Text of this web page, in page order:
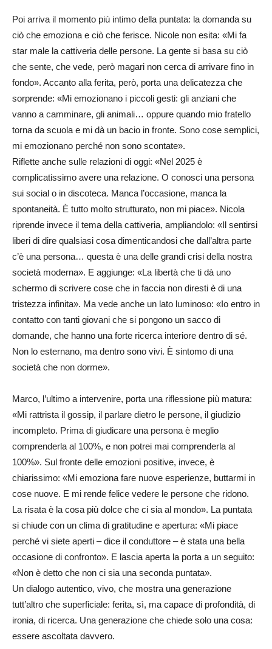
Poi arriva il momento più intimo della puntata: la domanda su
ciò che emoziona e ciò che ferisce. Nicole non esita: «Mi fa
star male la cattiveria delle persone. La gente si basa su ciò
che sente, che vede, però magari non cerca di arrivare fino in
fondo». Accanto alla ferita, però, porta una delicatezza che
sorprende: «Mi emozionano i piccoli gesti: gli anziani che
vanno a camminare, gli animali… oppure quando mio fratello
torna da scuola e mi dà un bacio in fronte. Sono cose semplici,
mi emozionano perché non sono scontate».
Riflette anche sulle relazioni di oggi: «Nel 2025 è
complicatissimo avere una relazione. O conosci una persona
sui social o in discoteca. Manca l’occasione, manca la
spontaneità. È tutto molto strutturato, non mi piace». Nicola
riprende invece il tema della cattiveria, ampliandolo: «Il sentirsi
liberi di dire qualsiasi cosa dimenticandosi che dall’altra parte
c’è una persona… questa è una delle grandi crisi della nostra
società moderna». E aggiunge: «La libertà che ti dà uno
schermo di scrivere cose che in faccia non diresti è di una
tristezza infinita». Ma vede anche un lato luminoso: «Io entro in
contatto con tanti giovani che si pongono un sacco di
domande, che hanno una forte ricerca interiore dentro di sé.
Non lo esternano, ma dentro sono vivi. È sintomo di una
società che non dorme».
Marco, l’ultimo a intervenire, porta una riflessione più matura:
«Mi rattrista il gossip, il parlare dietro le persone, il giudizio
incompleto. Prima di giudicare una persona è meglio
comprenderla al 100%, e non potrei mai comprenderla al
100%». Sul fronte delle emozioni positive, invece, è
chiarissimo: «Mi emoziona fare nuove esperienze, buttarmi in
cose nuove. E mi rende felice vedere le persone che ridono.
La risata è la cosa più dolce che ci sia al mondo». La puntata
si chiude con un clima di gratitudine e apertura: «Mi piace
perché vi siete aperti – dice il conduttore – è stata una bella
occasione di confronto». E lascia aperta la porta a un seguito:
«Non è detto che non ci sia una seconda puntata».
Un dialogo autentico, vivo, che mostra una generazione
tutt’altro che superficiale: ferita, sì, ma capace di profondità, di
ironia, di ricerca. Una generazione che chiede solo una cosa:
essere ascoltata davvero.